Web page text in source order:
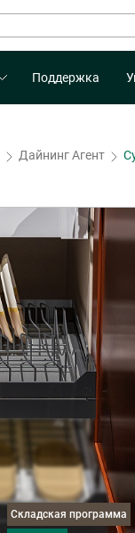
Поддержка
Дайнинг Агент
Складская программа